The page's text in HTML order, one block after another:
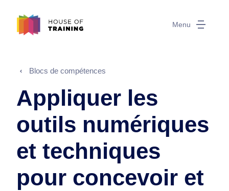
Menu
Blocs de compétences
Appliquer les
outils numériques
et techniques
pour concevoir et